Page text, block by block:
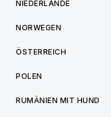
NIEDERLANDE
NORWEGEN
ÖSTERREICH
POLEN
RUMÄNIEN MIT HUND